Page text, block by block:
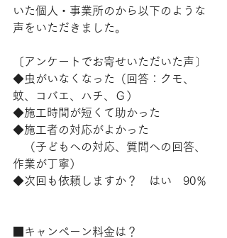
いた個人・事業所のから以下のような
声をいただきました。
〔アンケートでお寄せいただいた声〕
◆虫がいなくなった（回答：クモ、
蚊、コバエ、ハチ、Ｇ）
◆施工時間が短くて助かった
◆施工者の対応がよかった
（子どもへの対応、質問への回答、
作業が丁寧）
◆次回も依頼しますか？　はい　90％
■キャンペーン料金は？